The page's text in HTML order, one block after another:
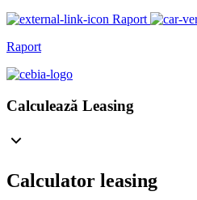
Raport
Raport
Calculează Leasing
Calculator leasing